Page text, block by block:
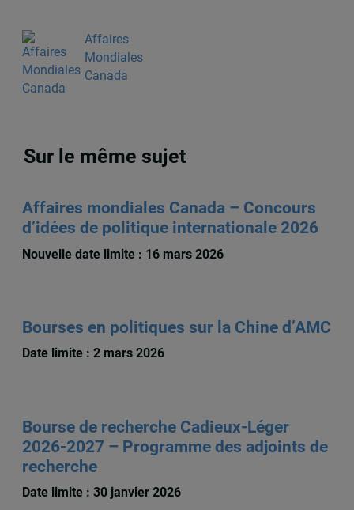
Affaires
Mondiales
Canada
Sur le même sujet
Affaires mondiales Canada – Concours
d’idées de politique internationale 2026
Nouvelle date limite : 16 mars 2026
Bourses en politiques sur la Chine d’AMC
Date limite : 2 mars 2026
Bourse de recherche Cadieux-Léger
2026-2027 – Programme des adjoints de
recherche
Date limite : 30 janvier 2026